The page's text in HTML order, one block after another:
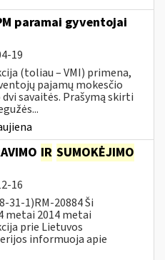
paramai gyventojai
19
(toliau – VMI) primena,
pajamų mokesčio
savaitės. Prašymą skirti
IR SUMOKĖJIMO
16
31-1)RM-20884 Ši
metai 2014 metai
prie Lietuvos
informuoja apie